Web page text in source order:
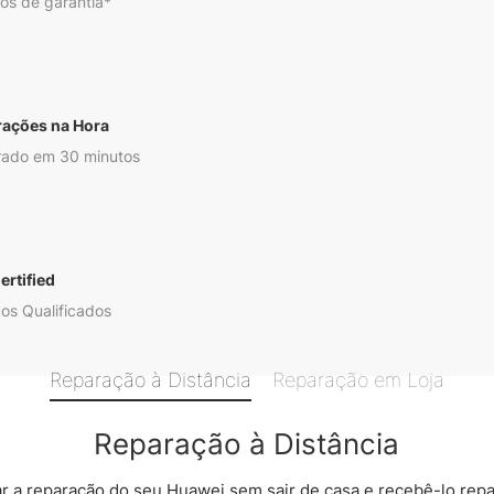
na Hora
em 30 minutos
Qualificados
Reparação à Distância Reparação em Loja
Reparação à Distância